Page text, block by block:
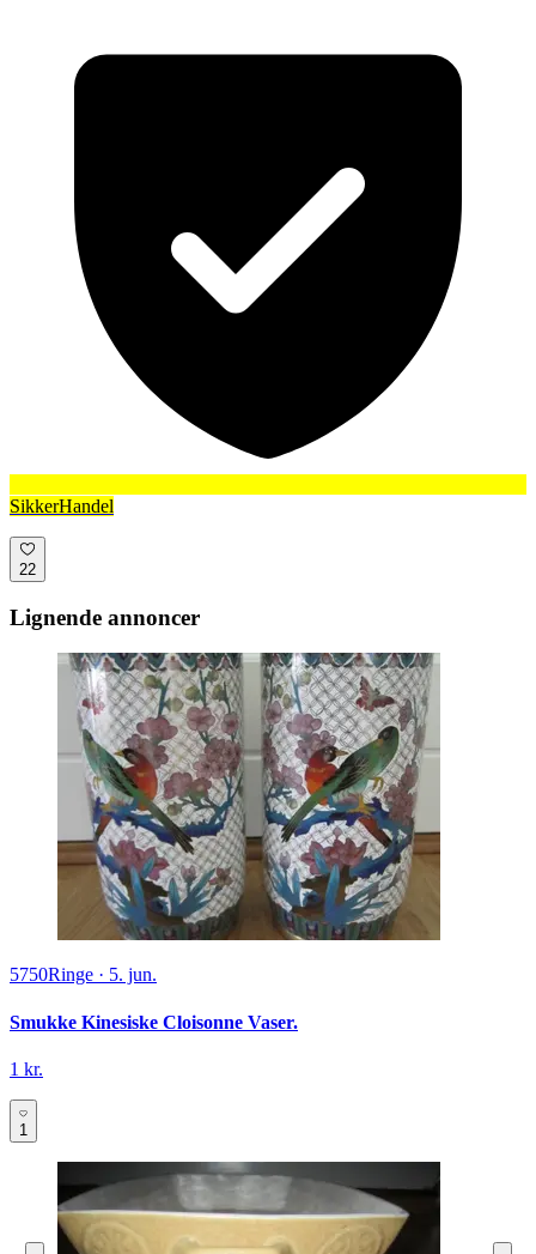
SikkerHandel
22
Lignende annoncer
5750Ringe · 5. jun.
Smukke Kinesiske Cloisonne Vaser.
1 kr.
1